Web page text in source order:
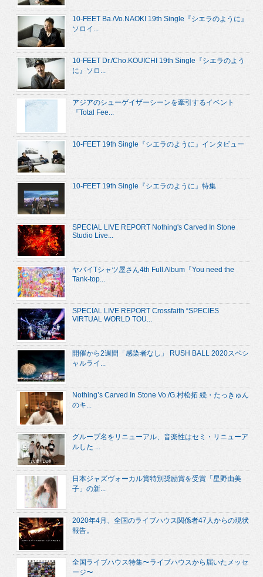
10-FEET Ba./Vo.NAOKI 19th Single『シエラのように』
ソロイ...
10-FEET Dr./Cho.KOUICHI 19th Single『シエラのよう
に』ソロ...
アジアのシューゲイザーシーンを牽引するイベント
『Total Fee...
10-FEET 19th Single『シエラのように』インタビュー
10-FEET 19th Single『シエラのように』特集
SPECIAL LIVE REPORT Nothing's Carved In Stone
Studio Live...
ヤバイTシャツ屋さん4th Full Album『You need the
Tank-top...
SPECIAL LIVE REPORT Crossfaith “SPECIES
VIRTUAL WORLD TOU...
開催から2週間「感染者なし」 RUSH BALL 2020スペシ
ャルライ...
Nothing’s Carved In Stone Vo./G.村松拓 続・たっきゅん
のキ...
グループ名をリニューアル、音楽性はセミ・リニューア
ルした ...
日本ジャズヴォーカル賞特別奨励賞を受賞「星野由美
子」の新...
2020年4月、全国のライブハウス関係者47人からの現状
報告。
全国ライブハウス特集〜ライブハウスから届いたメッセ
ージ〜